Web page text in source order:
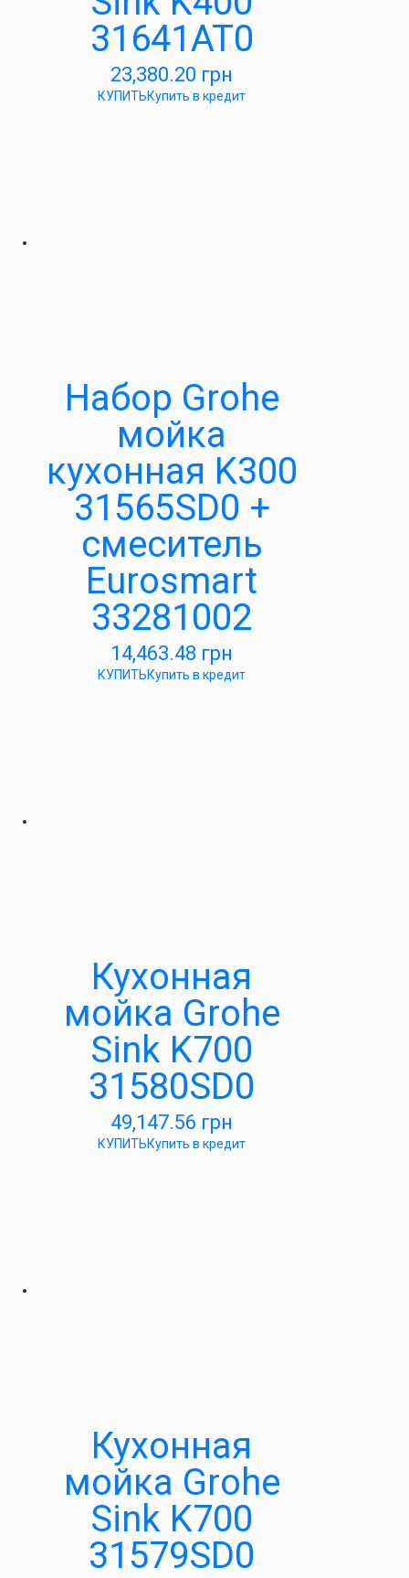
31641AT0
23,380.20 грн
КУПИТЬКупить в кредит
Набор Grohe
мойка
кухонная K300
31565SD0 +
смеситель
Eurosmart
33281002
14,463.48 грн
КУПИТЬКупить в кредит
Кухонная
мойка Grohe
Sink K700
31580SD0
49,147.56 грн
КУПИТЬКупить в кредит
Кухонная
мойка Grohe
Sink K700
31579SD0